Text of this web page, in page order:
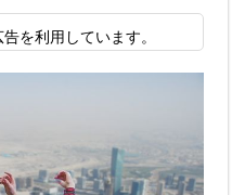
を利用しています。